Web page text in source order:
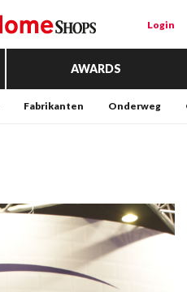
Login
AWARDS
Fabrikanten Onderweg